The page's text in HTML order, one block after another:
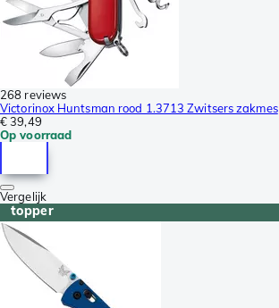
268 reviews
Victorinox Huntsman rood 1.3713 Zwitsers zakmes
€ 39,49
Op voorraad
Vergelijk
topper